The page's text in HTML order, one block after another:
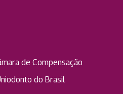
de Compensação
do Brasil